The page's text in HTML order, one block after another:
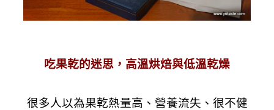
吃果乾的迷思，高溫烘焙與低溫乾燥
很多人以為果乾熱量高、營養流失、很不健